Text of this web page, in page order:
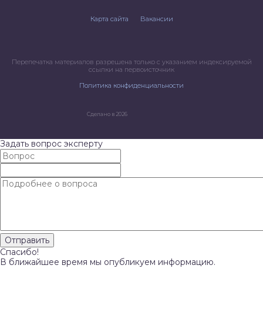
Карта сайта Вакансии
Перепечатка материалов разрешена только с указанием индексируемой
ссылки на первоисточник
Политика конфиденциальности
Сделано в 2026
Задать вопрос эксперту
Спасибо!
В ближайшее время мы опубликуем информацию.